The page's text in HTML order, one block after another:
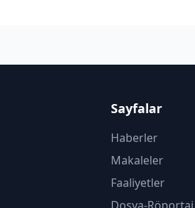
Sayfalar
Haberler
Makaleler
Faaliyetler